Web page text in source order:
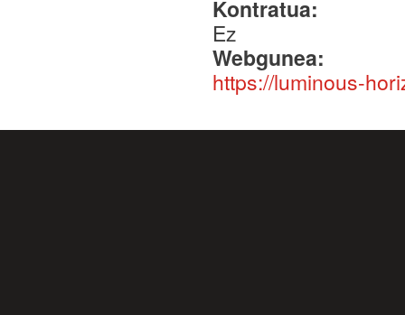
Kontratua:
Ez
Webgunea:
https://luminous-